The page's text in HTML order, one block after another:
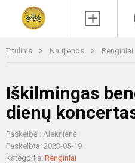
Titulinis Naujienos Renginiai
Iškilmingas
dienų
Paskelbė : Aleknienė
Paskelbta: 2023-05-19
Kategorija: Renginiai